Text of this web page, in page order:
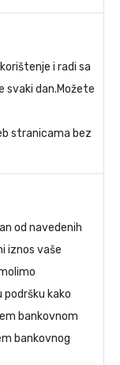
i radi sa
svaki dan.Možete
stranicama bez
od navedenih
iznos vaše
kako
bankovnom
bankovnog